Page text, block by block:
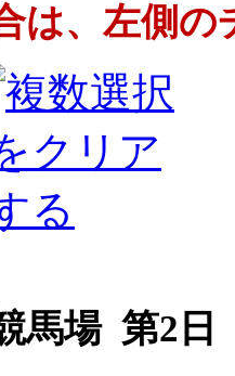
は、左側
馬場 第2日